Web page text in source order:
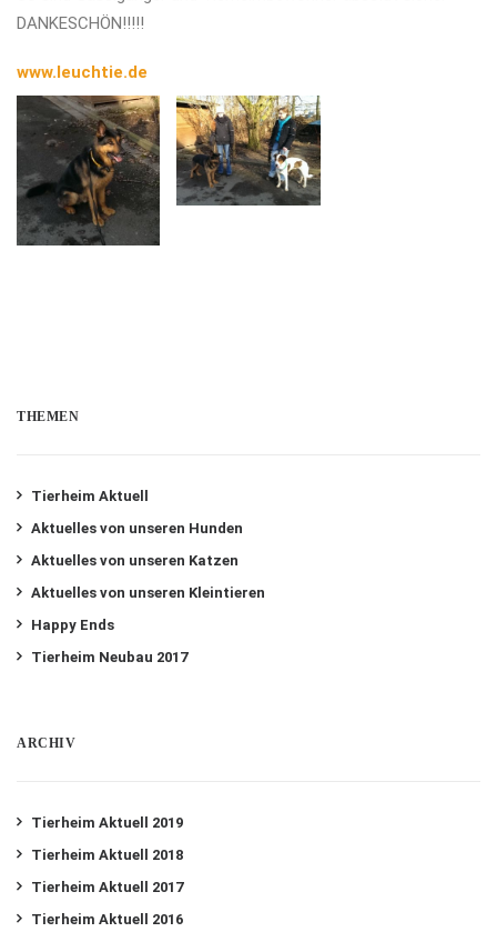
DANKESCHÖN!!!!!
www.leuchtie.de
THEMEN
Tierheim Aktuell
Aktuelles von unseren Hunden
Aktuelles von unseren Katzen
Aktuelles von unseren Kleintieren
Happy Ends
Tierheim Neubau 2017
ARCHIV
Tierheim Aktuell 2019
Tierheim Aktuell 2018
Tierheim Aktuell 2017
Tierheim Aktuell 2016